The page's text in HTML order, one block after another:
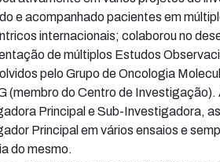
e acompanhado pacientes em
internacionais; colaborou no
de múltiplos Estudos
pelo Grupo de Oncologia
(membro do Centro de Investigação).
Principal e Sub-Investigadora,
Principal em vários ensaios e
do mesmo.